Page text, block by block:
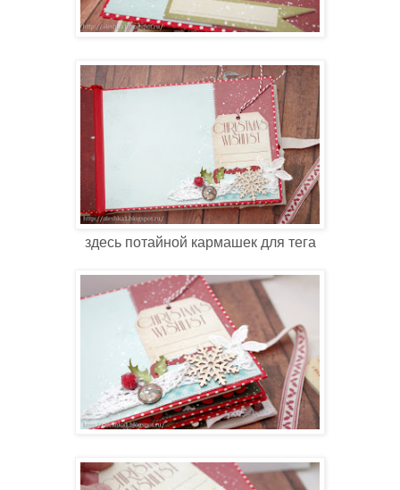
здесь потайной кармашек для тега